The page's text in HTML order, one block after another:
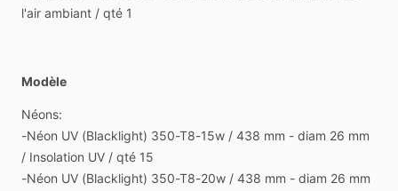
l'air ambiant ​/​ qté 1
Modèle
Néons:
-Néon UV (Blacklight) 350-T8-15w ​/​ 438 mm - diam 26 mm
/​ Insolation UV ​/​ qté 15
-Néon UV (Blacklight) 350-T8-20w ​/​ 438 mm - diam 26 mm